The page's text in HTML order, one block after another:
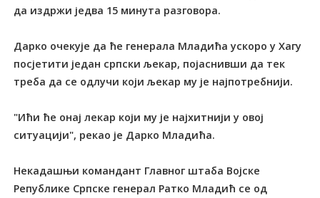
да издржи једва 15 минута разговора.
Дарко очекује да ће генерала Младића ускоро у Хагу
посјетити један српски љекар, појаснивши да тек
треба да се одлучи који љекар му је најпотребнији.
"Ићи ће онај лекар који му је најхитнији у овој
ситуацији", рекао је Дарко Младића.
Некадашњи командант Главног штаба Војске
Републике Српске генерал Ратко Младић се од